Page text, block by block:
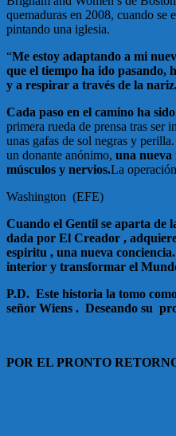
quemaduras en 2008, cuando se
pintando una iglesia.
“Me estoy adaptando a mi
que el tiempo ha ido pasando,
y a respirar a través de la
Cada paso en el camino ha
primera rueda de prensa tras ser
unas gafas de sol negras y
un donante anónimo, una nueva
músculos y nervios.La
Washington (EFE)
Cuando el Gentil se aparta de
dada por El Creador ,
espiritu , una nueva
interior y transformar el
P.D. Este historia la tomo
señor Wiens . Deseando su
POR EL PRONTO